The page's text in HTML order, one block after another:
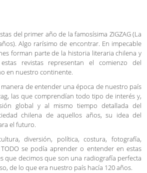
del primer año de la famosísima ZIGZAG (La
Algo rarísimo de encontrar. En impecable
forman parte de la historia literaria chilena y
revistas representan el comienzo del
en nuestro continente.
de entender una época de nuestro país
las que comprendían todo tipo de interés y,
global y al mismo tiempo detallada del
chilena de aquellos años, su idea del
el futuro.
diversión, política, costura, fotografía,
se podía aprender o entender en estas
que decimos que son una radiografía perfecta
de lo que era nuestro país hacía 120 años.